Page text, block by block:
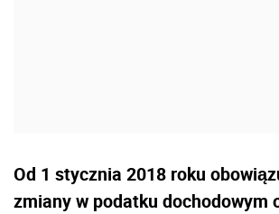
Od 1 stycznia 2018 roku
zmiany w podatku dochodowym